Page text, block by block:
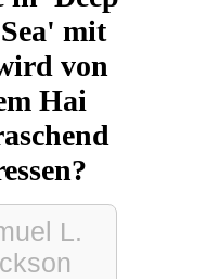
mit
von
Hai
L.